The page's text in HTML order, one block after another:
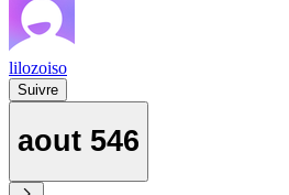
lilozoiso
Suivre
aout 546